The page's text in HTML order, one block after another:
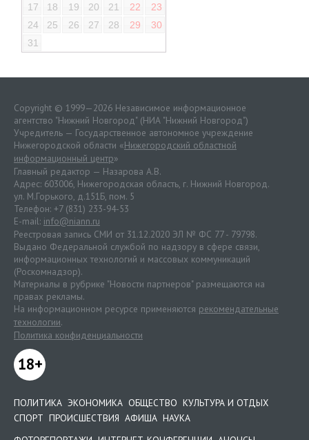
17
18 19 20 21 22
23
24
25 26 27 28 29
30
31
Copyright © 1999—2026 Независимое информационное
агентство "Нижний Новгород" (НИА "Нижний Новгород")
Учредитель — Государственное автономное учреждение
Нижегородской области «Нижегородский областной
информационный центр»
Главный редактор — Назарова А.В.
Адрес: 603006, Нижегородская область, г. Нижний Новгород.
ул. М.Горького, д.151Б, пом. 5
Телефон: +7 (831) 233-94-53
E-mail: info@niann.ru
Реестровая запись СМИ от 31.12.2020 ЭЛ № ФС 77 - 79798.
Выдано Федеральной службой по надзору в сфере связи,
информационных технологий и массовых коммуникаций
(Роскомнадзор).
Материалы в рубрике "Новости партнеров" размещаются на
правах рекламы.
На информационном ресурсе применяются рекомендательные
технологии.
Политика конфиденциальности
18+
ПОЛИТИКА ЭКОНОМИКА ОБЩЕСТВО КУЛЬТУРА И ОТДЫХ
СПОРТ ПРОИСШЕСТВИЯ АФИША НАУКА